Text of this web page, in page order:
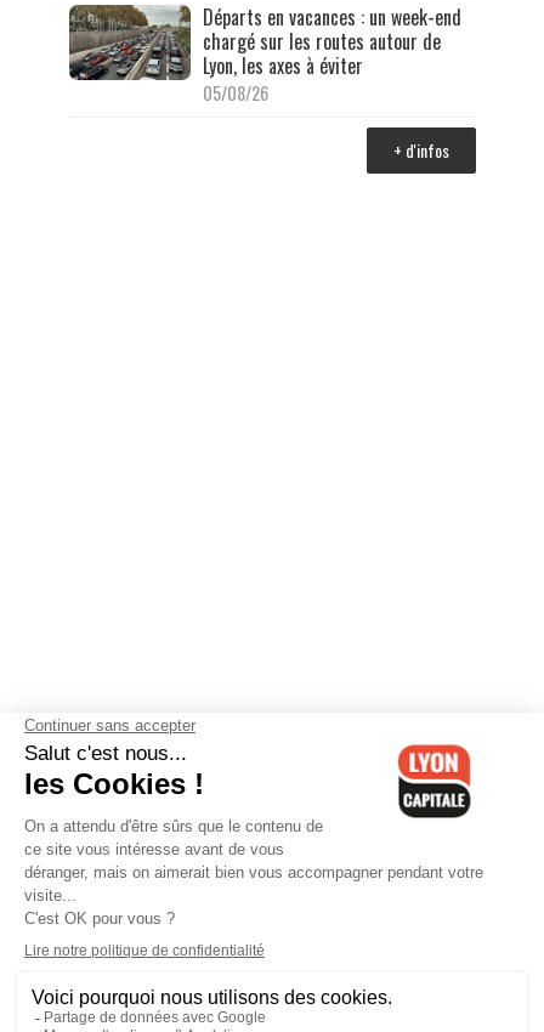
Départs en vacances : un week-end
chargé sur les routes autour de
Lyon, les axes à éviter
05/08/26
+ d'infos
Contactez-nous-Mentions légales-CGV-Politique de